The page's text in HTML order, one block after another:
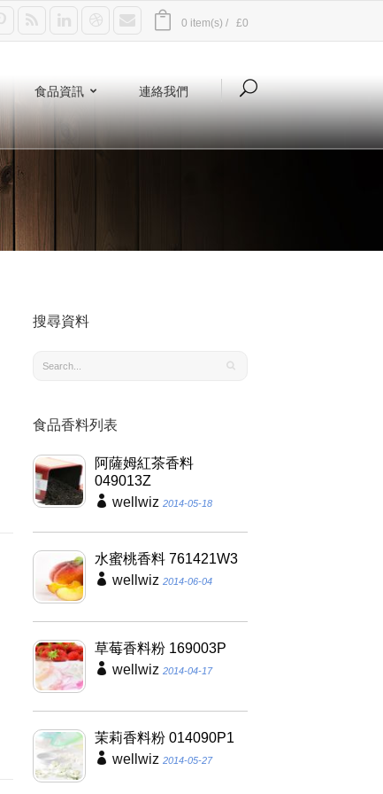
0 item(s) / £0
食品資訊 連絡我們
搜尋資料
食品香料列表
阿薩姆紅茶香料
049013Z
wellwiz 2014-05-18
水蜜桃香料 761421W3
wellwiz 2014-06-04
草莓香料粉 169003P
wellwiz 2014-04-17
茉莉香料粉 014090P1
wellwiz 2014-05-27